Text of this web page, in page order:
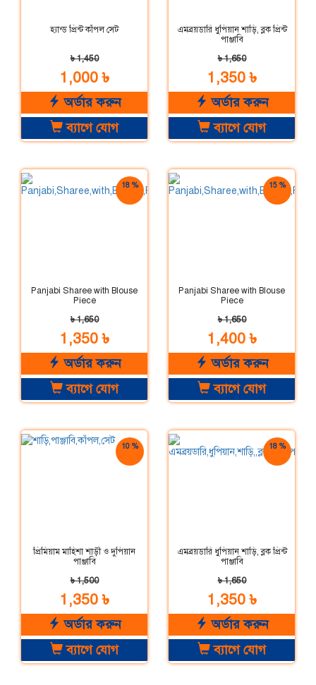
হ্যান্ড প্রিন্ট কাঁপল সেট
৳ 1,450
1,000 ৳
অর্ডার করুন
ব্যাগে যোগ
এমব্রয়ডারি ধুপিয়ান শাড়ি, ব্লক প্রিন্ট
পাঞ্জাবি
৳ 1,650
1,350 ৳
অর্ডার করুন
ব্যাগে যোগ
18 %
Panjabi Sharee with Blouse
Piece
৳ 1,650
1,350 ৳
অর্ডার করুন
ব্যাগে যোগ
15 %
Panjabi Sharee with Blouse
Piece
৳ 1,650
1,400 ৳
অর্ডার করুন
ব্যাগে যোগ
10 %
প্রিমিয়াম মাহিশা শাড়ী ও দুপিয়ান
পাঞ্জাবি
৳ 1,500
1,350 ৳
অর্ডার করুন
ব্যাগে যোগ
18 %
এমব্রয়ডারি ধুপিয়ান শাড়ি, ব্লক প্রিন্ট
পাঞ্জাবি
৳ 1,650
1,350 ৳
অর্ডার করুন
ব্যাগে যোগ